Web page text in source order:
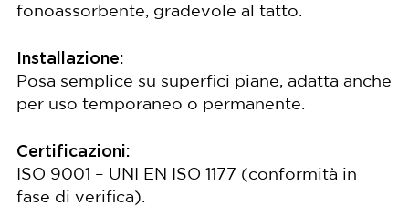
fonoassorbente, gradevole al tatto.
Installazione:
Posa semplice su superfici piane, adatta anche
per uso temporaneo o permanente.
Certificazioni:
ISO 9001 – UNI EN ISO 1177 (conformità in
fase di verifica).